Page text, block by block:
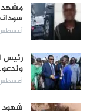
مشهد
أغسطس 6,
رئيس
أغسطس 6,